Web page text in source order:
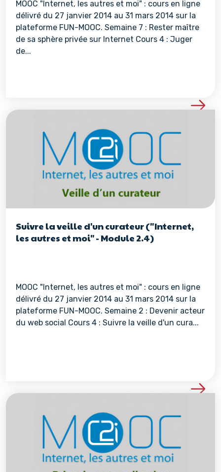
MOOC "Internet, les autres et moi" : cours en ligne
délivré du 27 janvier 2014 au 31 mars 2014 sur la
plateforme FUN-MOOC. Semaine 7 : Rester maître
de sa sphère privée sur Internet Cours 4 : Juger
de...
Voir les détails de la
Suivre la veille d'un curateur ("Internet,
les autres et moi" - Module 2.4)
MOOC "Internet, les autres et moi" : cours en ligne
délivré du 27 janvier 2014 au 31 mars 2014 sur la
plateforme FUN-MOOC. Semaine 2 : Devenir acteur
du web social Cours 4 : Suivre la veille d'un cura...
Voir les détails de la